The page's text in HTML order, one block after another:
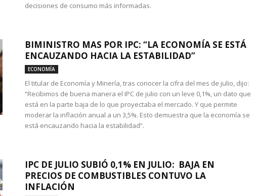
decisiones de consumo más informadas.
BIMINISTRO MAS POR IPC: “LA ECONOMÍA SE ESTÁ
ENCAUZANDO HACIA LA ESTABILIDAD”
ECONOMÍA
El titular de Economía y Minería, tras conocer la cifra del mes de julio, dijo:
“Recibimos de buena manera el IPC de julio con un leve 0,1%, un dato que
está en la parte baja de lo que proyectaba el mercado. Y que permite
moderar la inflación anual a un 3,5%. Esto demuestra que la economía se
está encauzando hacia la estabilidad”.
IPC DE JULIO SUBIÓ 0,1% EN JULIO: BAJA EN
PRECIOS DE COMBUSTIBLES CONTUVO LA
INFLACIÓN